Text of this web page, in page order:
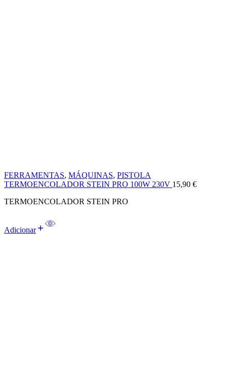
FERRAMENTAS, MÁQUINAS, PISTOLA
TERMOENCOLADOR STEIN PRO 100W 230V 15,90 €
TERMOENCOLADOR STEIN PRO
Adicionar